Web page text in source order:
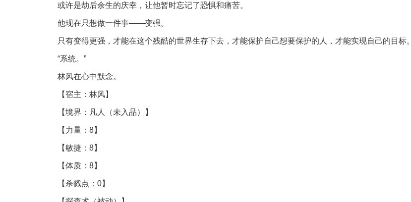
或许是劫后余生的庆幸，让他暂时忘记了恐惧和痛苦。
他现在只想做一件事——变强。
只有变得更强，才能在这个残酷的世界生存下去，才能保护自己想要保护的人，才能实现自己的目标。
“系统。”
林风在心中默念。
【宿主：林风】
【境界：凡人（未入品）】
【力量：8】
【敏捷：8】
【体质：8】
【杀戮点：0】